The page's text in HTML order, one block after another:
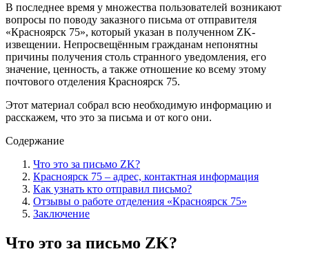
В последнее время у множества пользователей возникают
вопросы по поводу заказного письма от отправителя
«Красноярск 75», который указан в полученном ZK-
извещении. Непросвещённым гражданам непонятны
причины получения столь странного уведомления, его
значение, ценность, а также отношение ко всему этому
почтового отделения Красноярск 75.
Этот материал собрал всю необходимую информацию и
расскажем, что это за письма и от кого они.
Содержание
Что это за письмо ZK?
Красноярск 75 – адрес, контактная информация
Как узнать кто отправил письмо?
Отзывы о работе отделения «Красноярск 75»
Заключение
Что это за письмо ZK?